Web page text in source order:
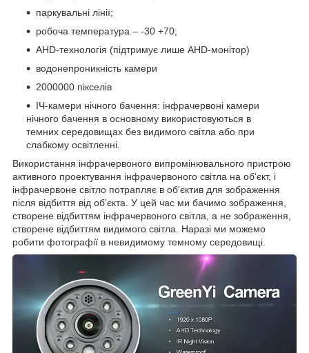
паркувальні лінії;
робоча температура – -30 +70;
AHD-технологія (підтримує лише AHD-монітор)
водонепроникність камери
2000000 пікселів
ІЧ-камери нічного бачення: інфрачервоні камери
нічного бачення в основному використовуються в
темних середовищах без видимого світла або при
слабкому освітленні.
Використання інфрачервоного випромінювального пристрою
активного проектування інфрачервоного світла на об'єкт, і
інфрачервоне світло потрапляє в об'єктив для зображення
після відбиття від об'єкта. У цей час ми бачимо зображення,
створене відбиттям інфрачервоного світла, а не зображення,
створене відбиттям видимого світла. Наразі ми можемо
робити фотографії в невидимому темному середовищі.